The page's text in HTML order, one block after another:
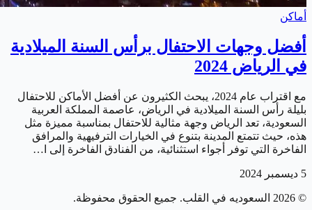
أماكن
أفضل وجهات الاحتفال برأس السنة الميلادية
في الرياض 2024
مع اقتراب عام 2024، يبحث الكثيرون عن أفضل الأماكن للاحتفال
بليلة رأس السنة الميلادية في الرياض، عاصمة المملكة العربية
السعودية، تعد الرياض وجهة مثالية للاحتفال بمناسبة مميزة مثل
هذه، حيث تتمتع المدينة بتنوع في الخيارات الترفيهية والمرافق
الفاخرة التي توفر أجواء استثنائية، من الفنادق الفاخرة إلى ا…
5 ديسمبر 2024
©
2026 السعوديه في القلب. جميع الحقوق محفوظة.